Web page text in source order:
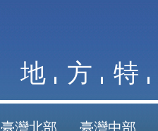
地 方 特
臺灣北部 臺灣中部